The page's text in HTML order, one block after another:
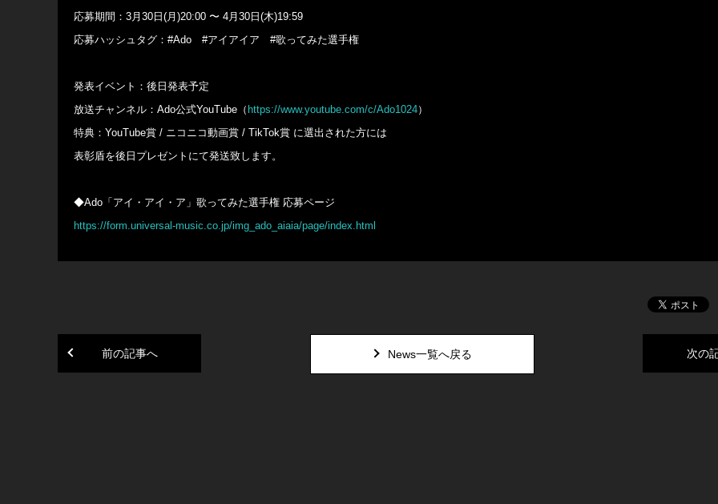
応募期間：3月30日(月)20:00 〜 4月30日(木)19:59
応募ハッシュタグ：#Ado #アイアイア #歌ってみた選手権
発表イベント：後日発表予定
放送チャンネル：Ado公式YouTube（ https://www.youtube.com/c/Ado1024）
特典：YouTube賞 / ニコニコ動画賞 / TikTok賞 に選出された方には
表彰盾を後日プレゼントにて発送致します。
◆Ado「アイ・アイ・ア」歌ってみた選手権 応募ページ
https://form.universal-music.co.jp/img_ado_aiaia/page/index.html
前の記事へ 次の
News一覧へ戻る